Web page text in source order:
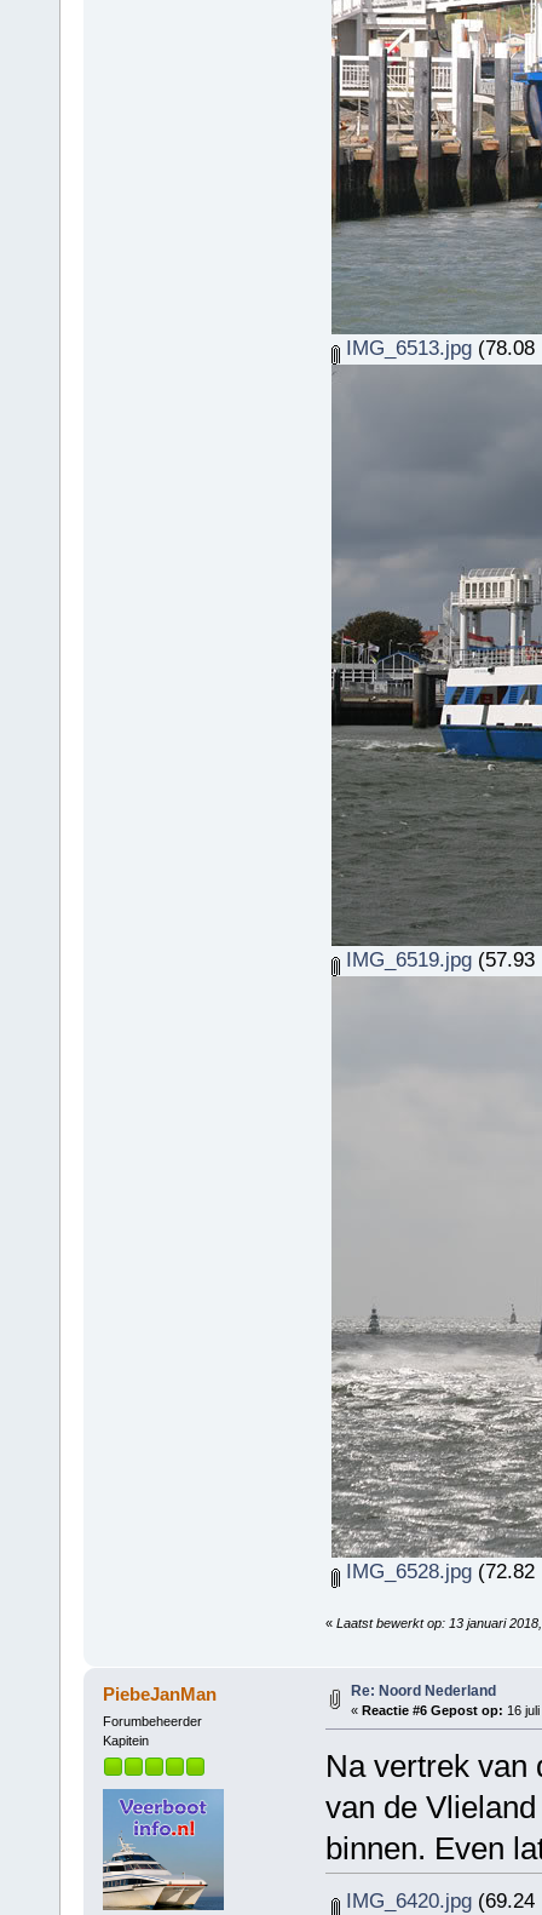
IMG_6513.jpg(78.08
IMG_6519.jpg(57.93
IMG_6528.jpg(72.82
« Laatst bewerkt op: 13 januari
PiebeJanMan
Forumbeheerder
Kapitein
Re: Noord Nederland
« Reactie #6 Gepost op: 16
Na vertrek van
van de
binnen. Even
IMG_6420.jpg(69.24